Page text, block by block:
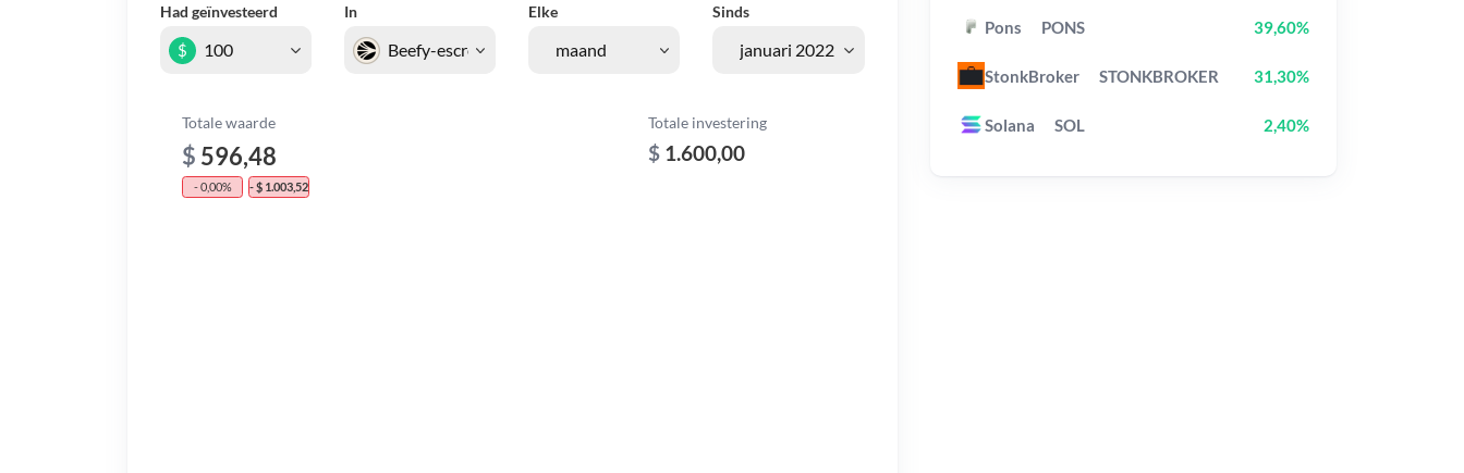
Had geïnvesteerd In Elke Sinds
$
Totale waarde
$ 596,48
- 0,00% - $ 1.003,52
Totale investering
$ 1.600,00
Pons PONS 39,60%
StonkBroker STONKBROKER 31,30%
Solana SOL 2,40%